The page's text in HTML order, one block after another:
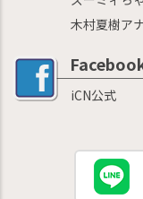
木村夏樹ア
iCN公式